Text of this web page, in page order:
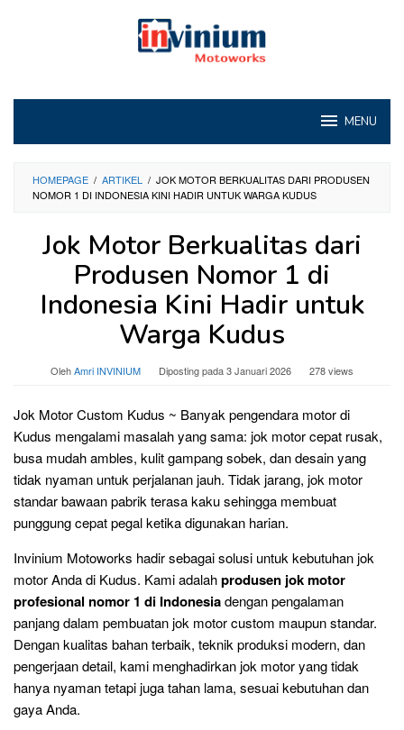
MENU
HOMEPAGE / ARTIKEL / JOK MOTOR BERKUALITAS DARI PRODUSEN
NOMOR 1 DI INDONESIA KINI HADIR UNTUK WARGA KUDUS
Jok Motor Berkualitas dari
Produsen Nomor 1 di
Indonesia Kini Hadir untuk
Warga Kudus
OlehAmri INVINIUM Diposting pada3 Januari 2026 278 views
Jok Motor Custom Kudus ~ Banyak pengendara motor di
Kudus mengalami masalah yang sama: jok motor cepat rusak,
busa mudah ambles, kulit gampang sobek, dan desain yang
tidak nyaman untuk perjalanan jauh. Tidak jarang, jok motor
standar bawaan pabrik terasa kaku sehingga membuat
punggung cepat pegal ketika digunakan harian.
Invinium Motoworks hadir sebagai solusi untuk kebutuhan jok
motor Anda di Kudus. Kami adalahprodusen jok motor
profesional nomor 1 di Indonesiadengan pengalaman
panjang dalam pembuatan jok motor custom maupun standar.
Dengan kualitas bahan terbaik, teknik produksi modern, dan
pengerjaan detail, kami menghadirkan jok motor yang tidak
hanya nyaman tetapi juga tahan lama, sesuai kebutuhan dan
gaya Anda.